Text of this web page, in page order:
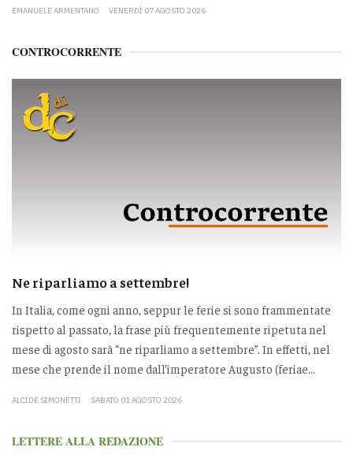
EMANUELE ARMENTANO VENERDÌ 07 AGOSTO 2026
CONTROCORRENTE
Ne riparliamo a settembre!
In Italia, come ogni anno, seppur le ferie si sono frammentate
rispetto al passato, la frase più frequentemente ripetuta nel
mese di agosto sarà “ne riparliamo a settembre”. In effetti, nel
mese che prende il nome dall’imperatore Augusto (feriae...
ALCIDE SIMONETTI SABATO 01 AGOSTO 2026
LETTERE ALLA REDAZIONE